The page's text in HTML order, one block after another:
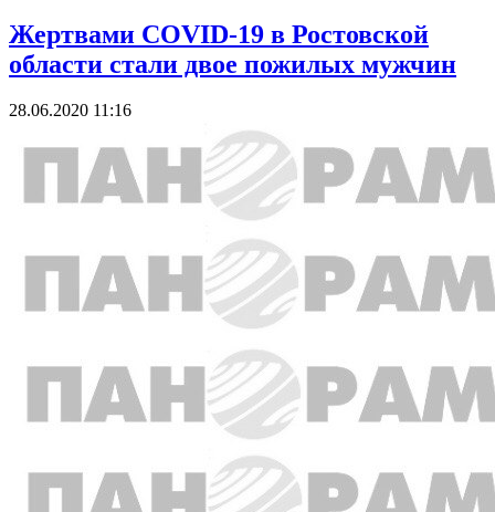
Жертвами COVID-19 в Ростовской
области стали двое пожилых мужчин
28.06.2020 11:16